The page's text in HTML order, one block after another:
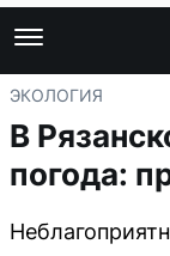
ЭКОЛОГИЯ
В
погода: